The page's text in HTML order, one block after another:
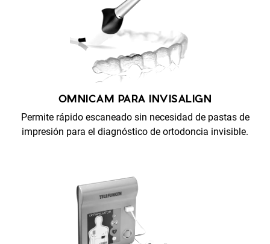
OMNICAM PARA INVISALIGN
Permite rápido escaneado sin necesidad de pastas de
impresión para el diagnóstico de ortodoncia invisible.